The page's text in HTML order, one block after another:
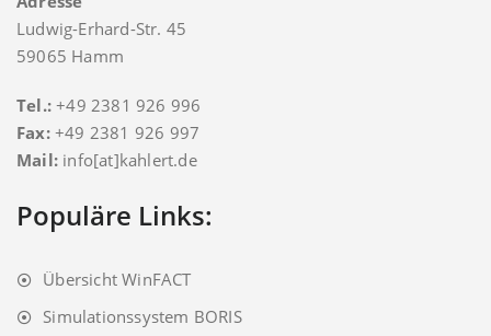
Ludwig-Erhard-Str. 45
59065 Hamm
Tel.:+49 2381 926 996
Fax: +49 2381 926 997
Mail: info[at]kahlert.de
Populäre Links:
Übersicht WinFACT
Simulationssystem BORIS